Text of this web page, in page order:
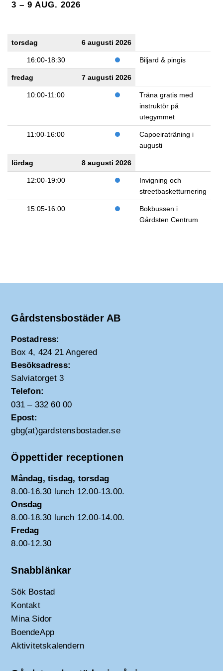
3 – 9 AUG. 2026
torsdag 6 augusti 2026
16:00-18:30 Biljard & pingis
fredag 7 augusti 2026
10:00-11:00
Träna gratis med
instruktör på
utegymmet
11:00-16:00
Capoeiraträning i
augusti
lördag 8 augusti 2026
12:00-19:00
Invigning och
streetbasketturnering
15:05-16:00
Bokbussen i
Gårdsten Centrum
Gårdstensbostäder AB
Postadress:
Box 4, 424 21 Angered
Besöksadress:
Salviatorget 3
Telefon:
031 – 332 60 00
Epost:
gbg(at)gardstensbostader.se
Öppettider receptionen
Måndag, tisdag, torsdag
8.00-16.30 lunch 12.00-13.00.
Onsdag
8.00-18.30 lunch 12.00-14.00.
Fredag
8.00-12.30
Snabblänkar
Sök Bostad
Kontakt
Mina Sidor
BoendeApp
Aktivitetskalendern